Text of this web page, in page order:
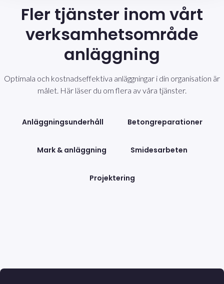
Fler tjänster inom vårt
verksamhetsområde
anläggning
Optimala och kostnadseffektiva anläggningar i din organisation är
målet. Här läser du om flera av våra tjänster.
Anläggningsunderhåll Betongreparationer
Mark & anläggning Smidesarbeten
Projektering